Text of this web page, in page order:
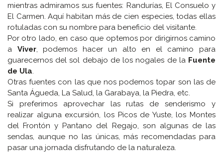
mientras admiramos sus fuentes: Randurías, El Consuelo y
El Carmen. Aquí habitan más de cien especies, todas ellas
rotuladas con su nombre para beneficio del visitante.
Por otro lado, en caso que optemos por dirigirnos camino
a Viver, podemos hacer un alto en el camino para
guarecernos del sol debajo de los nogales de la Fuente
de Ula.
Otras fuentes con las que nos podemos topar son las de
Santa Águeda, La Salud, la Garabaya, la Piedra, etc.
Si preferimos aprovechar las rutas de senderismo y
realizar alguna excursión, los Picos de Yuste, los Montes
del Frontón y Pantano del Regajo, son algunas de las
sendas, aunque no las únicas, más recomendadas para
pasar una jornada disfrutando de la naturaleza.